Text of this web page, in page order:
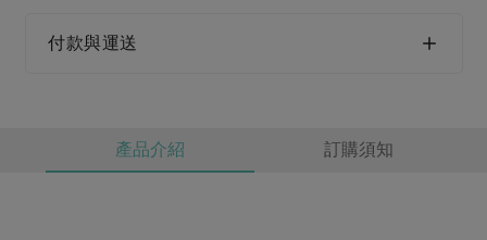
付款與運送
產品介紹 訂購須知